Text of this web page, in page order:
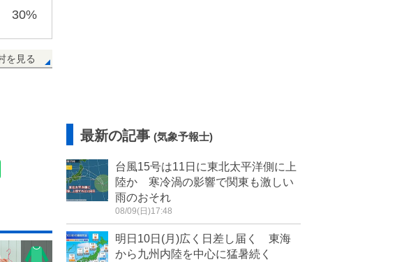
30%
を見る
最新の記事 (気象予報士)
台風15号は11日に東北太平洋側に上
陸か 寒冷渦の影響で関東も激しい
雨のおそれ
08/09(日)17:48
明日10日(月)広く日差し届く 東海
から九州内陸を中心に猛暑続く